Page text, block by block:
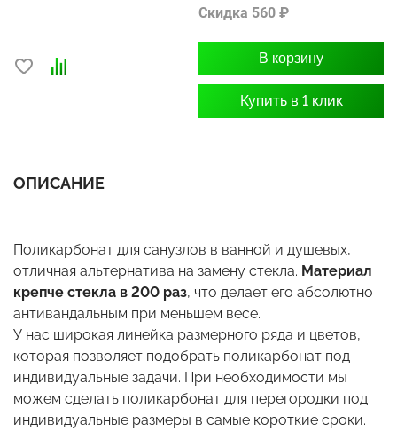
Скидка 560 ₽
В корзину
Купить в 1 клик
ОПИСАНИЕ
Поликарбонат для санузлов в ванной и душевых,
отличная альтернатива на замену стекла. Материал
крепче стекла в 200 раз, что делает его абсолютно
антивандальным при меньшем весе.
У нас широкая линейка размерного ряда и цветов,
которая позволяет подобрать поликарбонат под
индивидуальные задачи. При необходимости мы
можем сделать поликарбонат для перегородки под
индивидуальные размеры в самые короткие сроки.